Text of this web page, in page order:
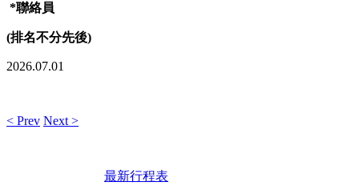
*聯絡員
(排名不分先後)
2026.07.01
< Prev Next >
最新行程表